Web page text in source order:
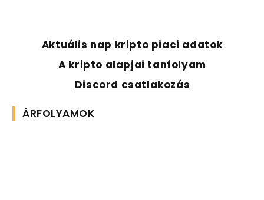
Aktuális nap kripto piaci adatok
A kripto alapjai tanfolyam
Discord csatlakozás
ÁRFOLYAMOK